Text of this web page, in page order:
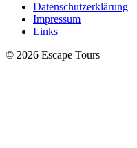
Datenschutzerklärung
Impressum
Links
© 2026 Escape Tours